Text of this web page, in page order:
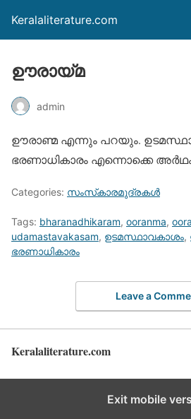
Keralaliterature.com
ഊരായ്മ
admin
ഊരാണ്മ എന്നും പറയും.
ഭരണാധികാരം എന്നൊക്കെ
Categories: സംസ്‌കാരമുദ്രകള്‍
Tags: bharanadhikaram, ooranma,
udamastavakasam, ഉടമസ്ഥാവകാശം,
ഭരണാധികാരം
Leave a
Keralaliterature.com
Exit mobile